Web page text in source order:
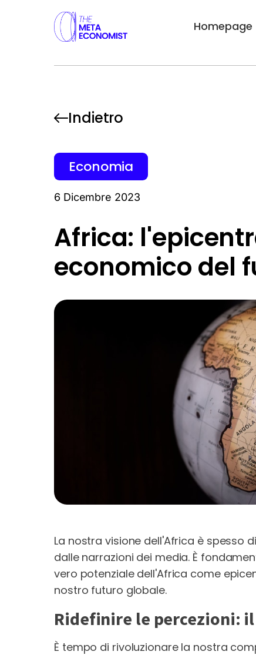
Homepage
Indietro
Economia
6 Dicembre 2023
Africa:
economico del
La nostra visione dell'Africa è
dalle narrazioni dei media. È
vero potenziale dell'Africa come
nostro futuro globale.
Ridefinire le percezioni:
È tempo di rivoluzionare la nostra